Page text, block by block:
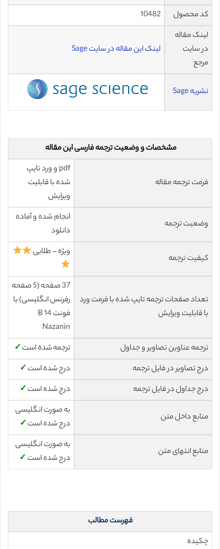
کد محصول
10482
لینک مقاله
در سایت
مرجع
لینک این مقاله در سایت Sage
نشریه Sage
مشخصات و وضعیت ترجمه فارسی این مقاله
فرمت ترجمه مقاله
pdf و ورد تایپ
شده با قابلیت
ویرایش
وضعیت ترجمه
انجام شده و آماده
دانلود
کیفیت ترجمه
ویژه – طلایی
تعداد صفحات ترجمه تایپ شده با فرمت ورد
با قابلیت ویرایش
37 صفحه (5 صفحه
رفرنس انگلیسی) با
فونت 14 B
Nazanin
ترجمه عناوین تصاویر و جداول
ترجمه شده است ✓
درج تصاویر در فایل ترجمه
درج شده است ✓
درج جداول در فایل ترجمه
درج شده است ✓
منابع داخل متن
به صورت انگلیسی
درج شده است ✓
منابع انتهای متن
به صورت انگلیسی
درج شده است ✓
فهرست مطالب
چکیده